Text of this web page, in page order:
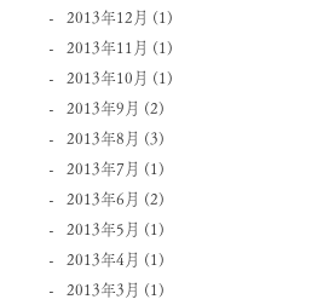
2013年12月 (1)
2013年11月 (1)
2013年10月 (1)
2013年9月 (2)
2013年8月 (3)
2013年7月 (1)
2013年6月 (2)
2013年5月 (1)
2013年4月 (1)
2013年3月 (1)